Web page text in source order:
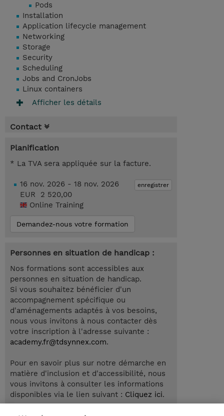
Pods
Installation
Application lifecycle management
Networking
Storage
Security
Scheduling
Jobs and CronJobs
Linux containers
Afficher les détails
Contact
Planification
* La TVA sera appliquée sur la facture.
enregistrer
16 nov. 2026 - 18 nov. 2026
EUR 2 520,00
Online Training
Demandez-nous votre formation
Personnes en situation de handicap :
Nos formations sont accessibles aux
personnes en situation de handicap.
Si vous souhaitez bénéficier d'un
accompagnement spécifique ou
d'aménagements adaptés à vos besoins,
nous vous invitons à nous contacter dès
votre inscription à l'adresse suivante :
academy.fr@tdsynnex.com.
Pour en savoir plus sur notre démarche en
matière d'inclusion et d'accessibilité, nous
vous invitons à consulter les informations
disponibles via le lien suivant : Cliquez ici.